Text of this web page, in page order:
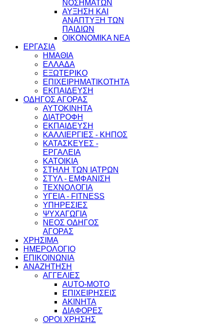
ΝΟΣΗΜΑΤΩΝ
ΑΥΞΗΣΗ ΚΑΙ
ΑΝΑΠΤΥΞΗ ΤΩΝ
ΠΑΙΔΙΩΝ
ΟΙΚΟΝΟΜΙΚΑ ΝΕΑ
ΕΡΓΑΣΙΑ
ΗΜΑΘΙΑ
ΕΛΛΑΔΑ
ΕΞΩΤΕΡΙΚΟ
ΕΠΙΧΕΙΡΗΜΑΤΙΚΟΤΗΤΑ
ΕΚΠΑΙΔΕΥΣΗ
ΟΔΗΓΟΣ ΑΓΟΡΑΣ
ΑΥΤΟΚΙΝΗΤΑ
ΔΙΑΤΡΟΦΗ
ΕΚΠΑΙΔΕΥΣΗ
ΚΑΛΛΙΕΡΓΙΕΣ - ΚΗΠΟΣ
ΚΑΤΑΣΚΕΥΕΣ -
ΕΡΓΑΛΕΙΑ
ΚΑΤΟΙΚΙΑ
ΣΤΗΛΗ ΤΩΝ ΙΑΤΡΩΝ
ΣΤΥΛ - ΕΜΦΑΝΙΣΗ
ΤΕΧΝΟΛΟΓΙΑ
ΥΓΕΙΑ - FITNESS
ΥΠΗΡΕΣΙΕΣ
ΨΥΧΑΓΩΓΙΑ
ΝΕΟΣ ΟΔΗΓΟΣ
ΑΓΟΡΑΣ
ΧΡΗΣΙΜΑ
ΗΜΕΡΟΛΟΓΙΟ
ΕΠΙΚΟΙΝΩΝΙΑ
ΑΝΑΖΗΤΗΣΗ
ΑΓΓΕΛΙΕΣ
AUTO-MOTO
ΕΠΙΧΕΙΡΗΣΕΙΣ
ΑΚΙΝΗΤΑ
ΔΙΑΦΟΡΕΣ
ΟΡΟΙ ΧΡΗΣΗΣ